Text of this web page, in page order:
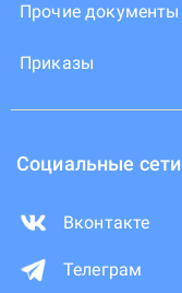
Прочие документы
Приказы
Социальные сети
Вконтакте
Телеграм